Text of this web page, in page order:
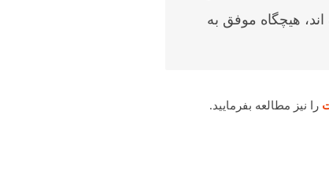
هیچگاه موفق به
را نیز مطالعه بفرمایید.